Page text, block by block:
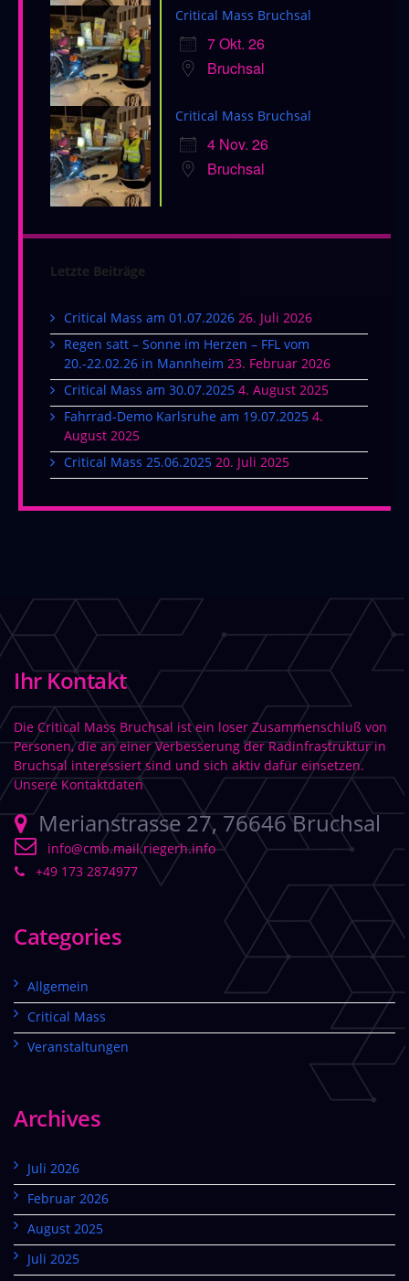
Critical Mass Bruchsal
7 Okt. 26
Bruchsal
Critical Mass Bruchsal
4 Nov. 26
Bruchsal
Letzte Beiträge
Critical Mass am 01.07.2026 26. Juli 2026
Regen satt – Sonne im Herzen – FFL vom
20.-22.02.26 in Mannheim 23. Februar 2026
Critical Mass am 30.07.2025 4. August 2025
Fahrrad-Demo Karlsruhe am 19.07.2025 4.
August 2025
Critical Mass 25.06.2025 20. Juli 2025
Ihr Kontakt
Die Critical Mass Bruchsal ist ein loser Zusammenschluß von
Personen, die an einer Verbesserung der Radinfrastruktur in
Bruchsal interessiert sind und sich aktiv dafür einsetzen.
Unsere Kontaktdaten
Merianstrasse 27, 76646 Bruchsal
info@cmb.mail.riegerh.info
+49 173 2874977
Categories
Allgemein
Critical Mass
Veranstaltungen
Archives
Juli 2026
Februar 2026
August 2025
Juli 2025